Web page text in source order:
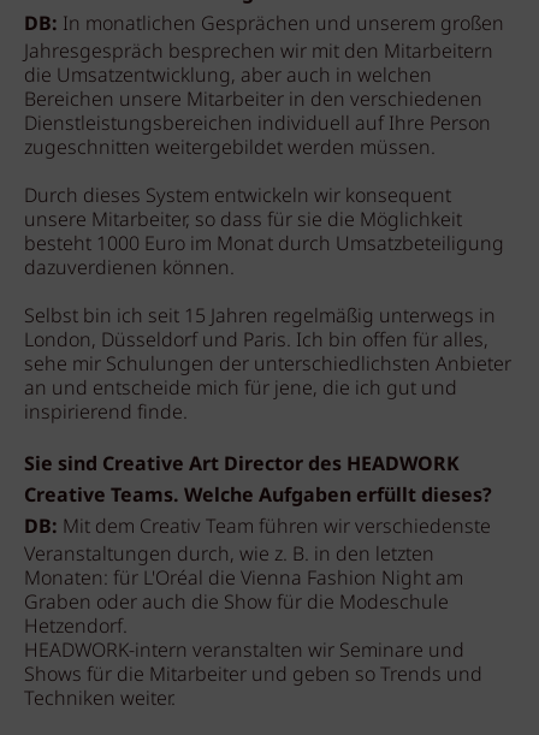
DB: In monatlichen Gesprächen und unserem großen
Jahresgespräch besprechen wir mit den Mitarbeitern
die Umsatzentwicklung, aber auch in welchen
Bereichen unsere Mitarbeiter in den verschiedenen
Dienstleistungsbereichen individuell auf Ihre Person
zugeschnitten weitergebildet werden müssen.
Durch dieses System entwickeln wir konsequent
unsere Mitarbeiter, so dass für sie die Möglichkeit
besteht 1000 Euro im Monat durch Umsatzbeteiligung
dazuverdienen können.
Selbst bin ich seit 15 Jahren regelmäßig unterwegs in
London, Düsseldorf und Paris. Ich bin offen für alles,
sehe mir Schulungen der unterschiedlichsten Anbieter
an und entscheide mich für jene, die ich gut und
inspirierend finde.
Sie sind Creative Art Director des HEADWORK
Creative Teams. Welche Aufgaben erfüllt dieses?
DB: Mit dem Creativ Team führen wir verschiedenste
Veranstaltungen durch, wie z. B. in den letzten
Monaten: für L'Oréal die Vienna Fashion Night am
Graben oder auch die Show für die Modeschule
Hetzendorf.
HEADWORK-intern veranstalten wir Seminare und
Shows für die Mitarbeiter und geben so Trends und
Techniken weiter.